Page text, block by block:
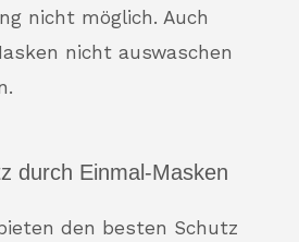
nicht möglich. Auch
nicht auswaschen
durch Einmal-Masken
den besten Schutz